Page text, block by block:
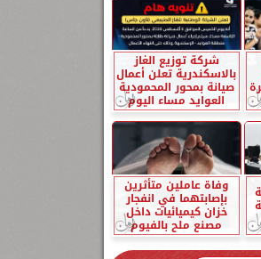
شركة توزيع الغاز
بالاسكندرية تعلن أعمال
صيانة بمحور المحمودية
العوايد مساء اليوم
وفاة عاملين متأثرين
بإصابتهما في انفجار
خزان كيميائيات داخل
مصنع ملح بالفيوم